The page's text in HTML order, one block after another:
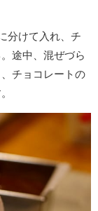
分けて入れ、チ
途中、混ぜづら
チョコレートの